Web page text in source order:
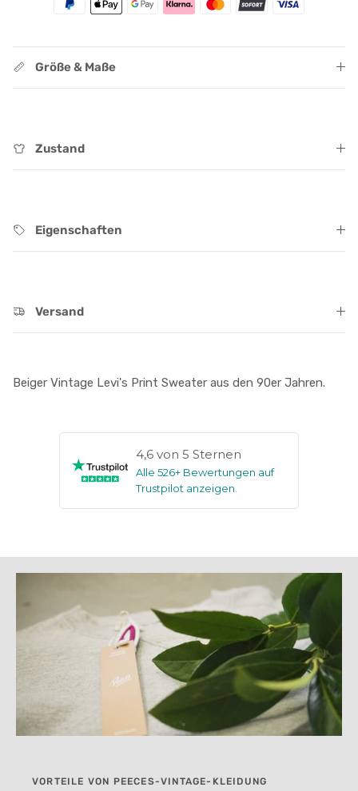
Größe & Maße
Zustand
Eigenschaften
Versand
Beiger Vintage Levi's Print Sweater aus den 90er Jahren.
4,6 von 5 Sternen
Alle 526+ Bewertungen auf
Trustpilot anzeigen
VORTEILE VON PEECES-VINTAGE-KLEIDUNG